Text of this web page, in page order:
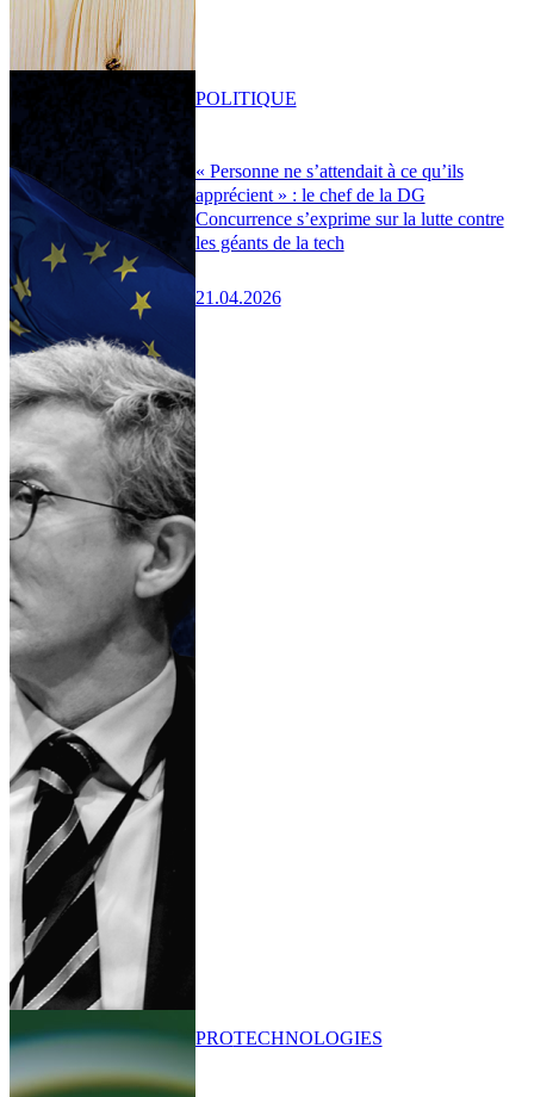
« Personne ne s’attendait à ce qu’ils
apprécient » : le chef de la DG
Concurrence s’exprime sur la lutte contre
les géants de la tech
21.04.2026
POLITIQUE
PROTECHNOLOGIES